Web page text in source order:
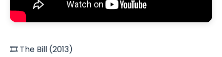
🎞️ The Bill (2013)